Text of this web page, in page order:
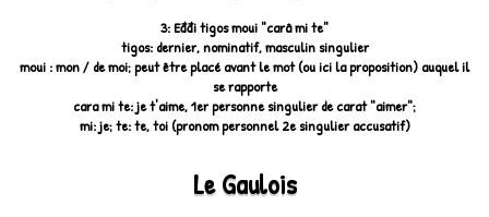
3: Eđđi tigos moui "carâ mi te"
tigos: dernier, nominatif, masculin singulier
moui : mon / de moi; peut être placé avant le mot (ou ici la proposition) auquel il
se rapporte
cara mi te: je t'aime, 1er personne singulier de carat "aimer";
mi: je; te: te, toi (pronom personnel 2e singulier accusatif)
Le Gaulois